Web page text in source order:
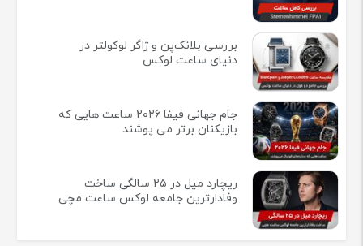
بررسی بلانک‌پن و ژاگر لوکولتر در
دنیای ساعت لوکس
جام جهانی فیفا ۲۰۲۶ ساعت هایی که
بازیکنان برتر می پوشند
ریچارد میل در ۲۵ سالگی ساخت
وفادارترین جامعه لوکس ساعت مچی